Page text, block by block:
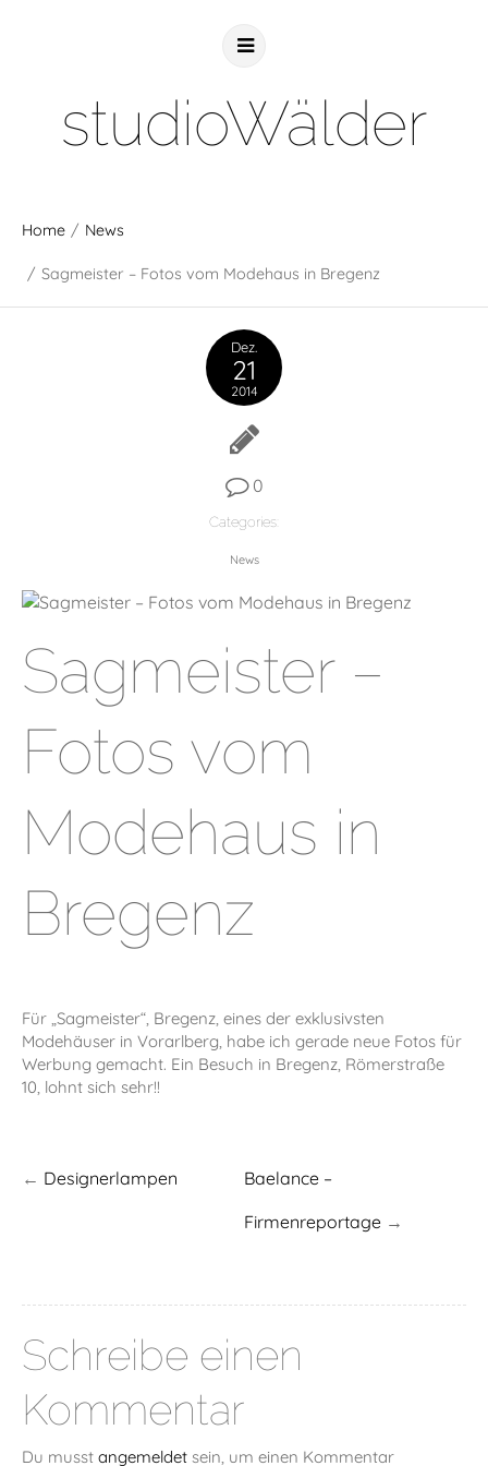
studioWälder
Home / News
/ Sagmeister – Fotos vom Modehaus in Bregenz
Dez.
21
2014
0
Categories:
News
Sagmeister –
Fotos vom
Modehaus in
Bregenz
Für „Sagmeister“, Bregenz, eines der exklusivsten
Modehäuser in Vorarlberg, habe ich gerade neue Fotos für
Werbung gemacht. Ein Besuch in Bregenz, Römerstraße
10, lohnt sich sehr!!
Baelance –
Firmenreportage →
← Designerlampen
Schreibe einen
Kommentar
Du musst angemeldet sein, um einen Kommentar